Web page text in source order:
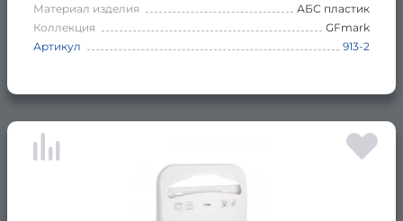
Материал изделия
АБС пластик
Коллекция
GFmark
Артикул
913-2